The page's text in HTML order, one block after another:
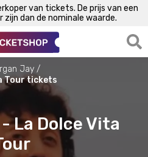
van tickets. De prijs van een
dan de nominale waarde.
Jay
Tour tickets
La Dolce Vita